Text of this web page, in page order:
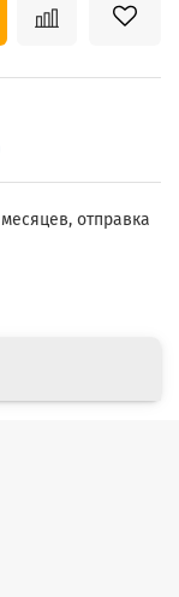
отправка